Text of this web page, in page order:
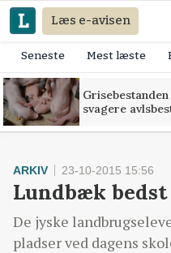
Læs e-avisen
Seneste Mest læste
svagere
ARKIV 23-10-2015 15:56
Lundbæk
De jyske
pladser ved dagens